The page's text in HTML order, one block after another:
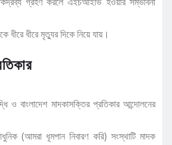
ধীরে ধীরে মৃত্যুর দিকে নিয়ে যায়।
ও বাংলাদেশ মাদকাসক্তির প্রতিকার আন্দোলনের
(আমরা ধূমপান নিবারণ করি) সংস্থাটি মাদক